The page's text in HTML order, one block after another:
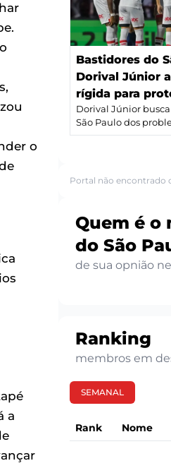
o
a
Bastidores do
Dorival Júnior
rígida para
Dorival Júnior
São Paulo dos
Portal não encontrado
Quem é o
do São
de sua opnião
Ranking
membros em
SEMANAL
Rank Nome